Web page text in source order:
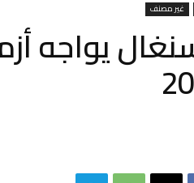
غير مصنف
يواجه